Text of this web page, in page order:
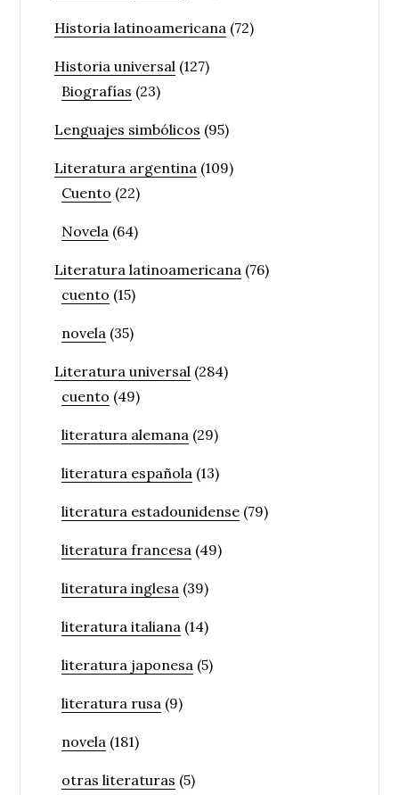
Historia latinoamericana (72)
Historia universal (127)
Biografías (23)
Lenguajes simbólicos (95)
Literatura argentina (109)
Cuento (22)
Novela (64)
Literatura latinoamericana (76)
cuento (15)
novela (35)
Literatura universal (284)
cuento (49)
literatura alemana (29)
literatura española (13)
literatura estadounidense (79)
literatura francesa (49)
literatura inglesa (39)
literatura italiana (14)
literatura japonesa (5)
literatura rusa (9)
novela (181)
otras literaturas (5)